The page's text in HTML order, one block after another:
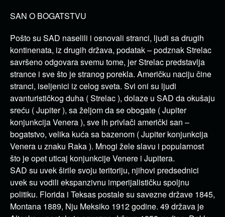
SAN O BOGATSTVU
Pošto su SAD naselili i osnovali stranci, ljudi sa drugih
kontinenata, iz drugih država, podatak – podznak Strelac
savršeno odgovara svemu tome, jer Strelac predstavlja
strance i sve što je stranog porekla. Američku naciju čine
stranci, iseljenici iz celog sveta. Svi oni su ljudi
avanturističkog duha ( Strelac ), dolaze u SAD da okušaju
sreću ( Jupiter ), sa željom da se obogate ( Jupiter
konjunkcija Venera ), sve ih privlači američki san –
bogatstvo, velika kuća sa bazenom ( Jupiter konjunkcija
Venera u znaku Raka ). Mnogi žele slavu i popularnost
što je opet uticaj konjunkcije Venere i Jupitera.
SAD su uvek širile svoju teritoriju, njihovi predsednici
uvek su vodili ekspanzivnu imperijalističku spoljnu
politiku. Florida i Teksas postale su savezne države 1845,
Montana 1889, Nju Meksiko 1912 godine. 49 država je